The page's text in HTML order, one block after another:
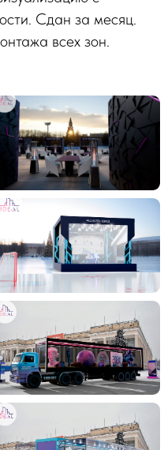
Сдан за месяц.
всех зон.